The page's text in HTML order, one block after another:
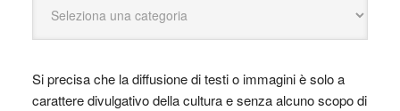
Si precisa che la diffusione di testi o immagini è solo a
carattere divulgativo della cultura e senza alcuno scopo di